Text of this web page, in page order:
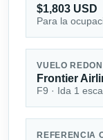
$1,803 USD
Para la
VUELO
Frontier
F9 · Ida 1
REFERENCIA